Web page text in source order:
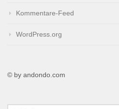
Kommentare-Feed
WordPress.org
© by andondo.com